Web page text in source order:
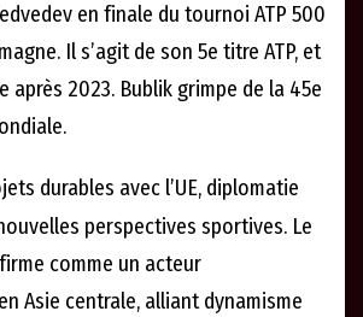
en finale du tournoi ATP 500
Il s’agit de son 5e titre ATP, et
après 2023. Bublik grimpe de la 45e
durables avec l’UE, diplomatie
perspectives sportives. Le
comme un acteur
Asie centrale, alliant dynamisme